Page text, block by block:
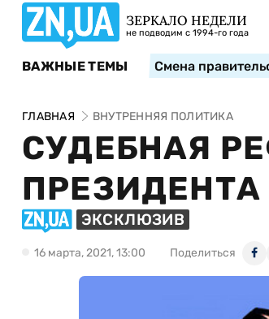
ЗЕРКАЛО НЕДЕЛИ
не подводим с 1994-го года
ВАЖНЫЕ ТЕМЫ Смена
ГЛАВНАЯ ВНУТРЕННЯЯ ПОЛИТИКА
СУДЕБНАЯ
ПРЕЗИДЕНТА
ЭКСКЛЮЗИВ
16 марта, 2021, 13:00 Поделиться